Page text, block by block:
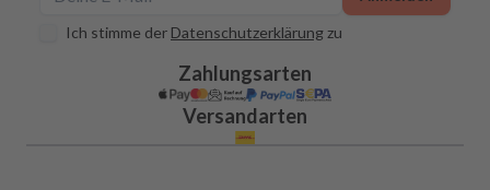
Ich stimme der Datenschutzerklärung zu
Zahlungsarten
Versandarten